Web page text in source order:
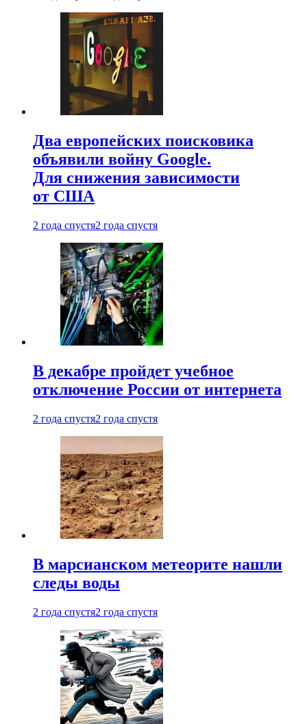
Два европейских поисковика
объявили войну Google.
Для снижения зависимости
от США
2 года спустя2 года спустя
В декабре пройдет учебное
отключение России от интернета
2 года спустя2 года спустя
В марсианском метеорите нашли
следы воды
2 года спустя2 года спустя